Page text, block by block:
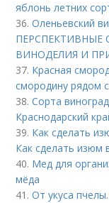
яблонь летних
36.Оленьевский
ПЕРСПЕКТИВНЫЕ
ВИНОДЕЛИЯ И
37. Красная
смородину рядом
38.Сорта
Краснодарский
39. Как сделать
Как сделать изюм
40. Мед для
мёда
41.От укуса